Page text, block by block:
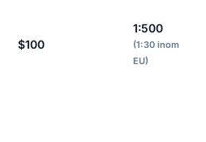
$100
1:500
(1:30 inom
EU)